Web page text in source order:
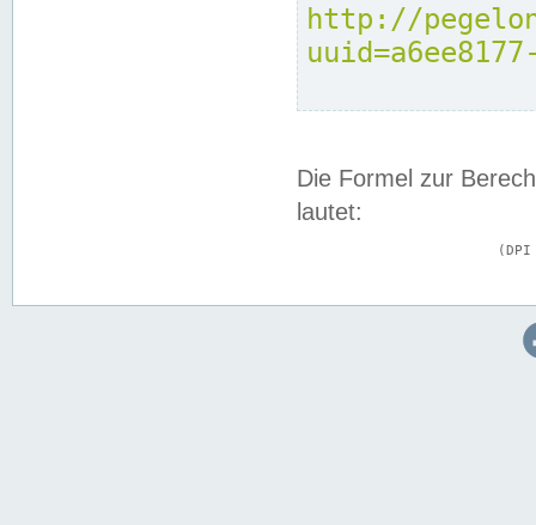
http://
Die Formel zur
lautet: